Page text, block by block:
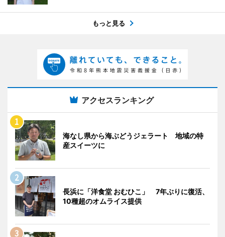
もっと見る
アクセスランキング
海なし県から海ぶどうジェラート 地域の特
産スイーツに
長浜に「洋食堂 おむひこ」 7年ぶりに復活、
10種超のオムライス提供